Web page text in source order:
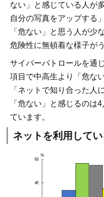
ない」と感じている人が
自分の写真をアップする
「危ない」と思う人が少
危険性に無頓着な様子が
サイバーパトロールを通
項目で中高生より「危な
「ネットで知り合った人
「危ない」と感じるのは
ています。
ネットを利用して